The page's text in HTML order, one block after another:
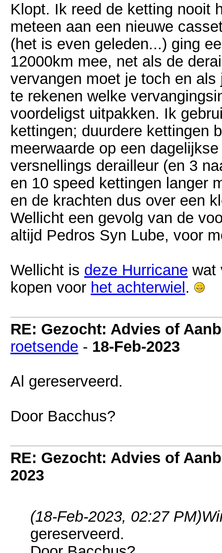
Klopt. Ik reed de ketting nooit
meteen aan een nieuwe
(het is even geleden...) ging
12000km mee, net als de
vervangen moet je toch en
te rekenen welke
voordeligst uitpakken. Ik
kettingen; duurdere kettingen
meerwaarde op een
versnellings derailleur (en 3
en 10 speed kettingen langer
en de krachten dus over een
Wellicht een gevolg van de
altijd Pedros Syn Lube, voor
Wellicht is deze Hurricane wat
kopen voor het achterwiel .
RE: Gezocht: Advies of
roetsende - 18-Feb-2023
Al gereserveerd.
Door Bacchus?
RE: Gezocht: Advies of
2023
(18-Feb-2023, 02:27 PM)
gereserveerd.